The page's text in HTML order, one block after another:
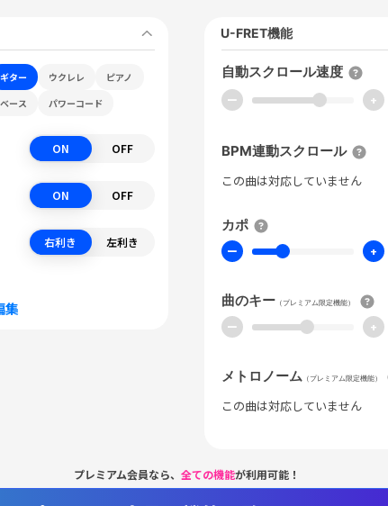
ギター ウクレレ
ピアノ
ベース
パワーコード
ON OFF
ON OFF
右利き 左利き
集
U-FRET機能
自動スクロール速度
ー +
BPM連動スクロール
この曲は対応していません
カポ
ー +
曲のキー （プレミアム限定機能）
ー +
メトロノーム （プレミアム限定機能）
この曲は対応していません
プレミアム会員なら、 全ての機能が利用可能！